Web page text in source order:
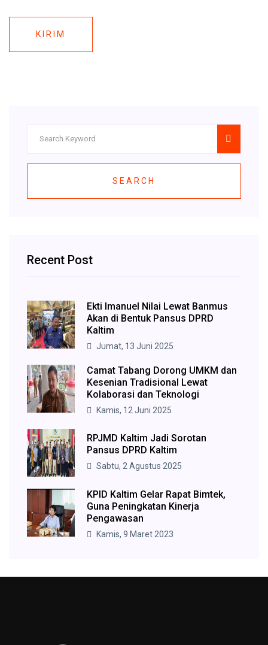
KIRIM
SEARCH
Recent Post
Ekti Imanuel Nilai Lewat Banmus
Akan di Bentuk Pansus DPRD
Kaltim
Jumat, 13 Juni 2025
Camat Tabang Dorong UMKM dan
Kesenian Tradisional Lewat
Kolaborasi dan Teknologi
Kamis, 12 Juni 2025
RPJMD Kaltim Jadi Sorotan
Pansus DPRD Kaltim
Sabtu, 2 Agustus 2025
KPID Kaltim Gelar Rapat Bimtek,
Guna Peningkatan Kinerja
Pengawasan
Kamis, 9 Maret 2023